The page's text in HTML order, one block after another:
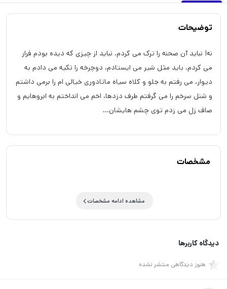
توضیحات
نه! نباید آن صحنه را ترک می کردم. نباید از چیزی که دیده بودم فرار
می کردم. باید مثل شیر می ایستادم، دوچرخه را تکیه می دادم به
دیوار، می رفتم به جلو و کلاه سیاه ماتادوری خیالی ام را برمی داشتم
و شنل سرخم را می گرفتم طرف دزدها، اخم می انداختم به ابروهایم و
صاف زل می زدم توی چشم هایشان...
مشخصات
مشاهده ادامه مشخصات
دیدگاه کاربرها
هنوز دیدگاهی منتشر نشده